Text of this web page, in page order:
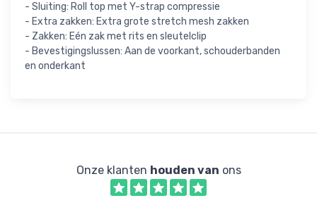
- Sluiting: Roll top met Y-strap compressie
- Extra zakken: Extra grote stretch mesh zakken
- Zakken: Eén zak met rits en sleutelclip
- Bevestigingslussen: Aan de voorkant, schouderbanden
en onderkant
Onze klanten houden van ons